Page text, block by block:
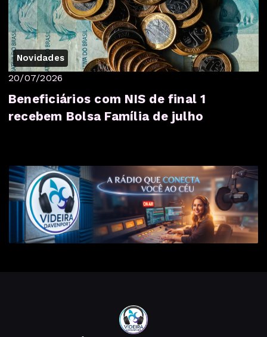
Novidades
20/07/2026
Beneficiários com NIS de final 1
recebem Bolsa Família de julho